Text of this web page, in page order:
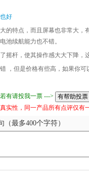
好
的特点，而且屏幕也非常大，
池续航能力也不错。
摇杆，使其操作感大大下降，
，但是价格有些高，如果你
有请投我一票 --->
实性，同一产品所有点评仅有
最多400个字符）